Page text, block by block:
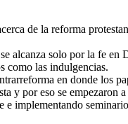
de la reforma
alcanza solo por la fe en
como las indulgencias.
en donde los
y por eso se empezaron a
e implementando